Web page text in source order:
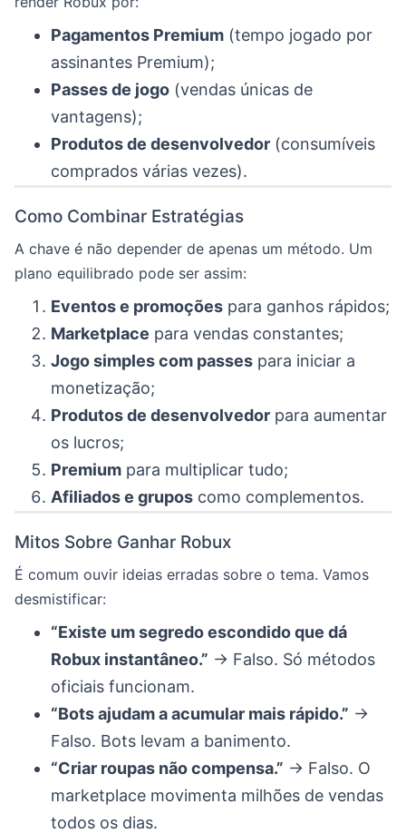
Pagamentos Premium (tempo jogado por
assinantes Premium);
Passes de jogo (vendas únicas de
vantagens);
Produtos de desenvolvedor (consumíveis
comprados várias vezes).
Como Combinar Estratégias
A chave é não depender de apenas um método. Um
plano equilibrado pode ser assim:
Eventos e promoções para ganhos rápidos;
Marketplace para vendas constantes;
Jogo simples com passes para iniciar a
monetização;
Produtos de desenvolvedor para aumentar
os lucros;
Premium para multiplicar tudo;
Afiliados e grupos como complementos.
Mitos Sobre Ganhar Robux
É comum ouvir ideias erradas sobre o tema. Vamos
desmistificar:
“Existe um segredo escondido que dá
Robux instantâneo.” → Falso. Só métodos
oficiais funcionam.
“Bots ajudam a acumular mais rápido.” →
Falso. Bots levam a banimento.
“Criar roupas não compensa.” → Falso. O
marketplace movimenta milhões de vendas
todos os dias.